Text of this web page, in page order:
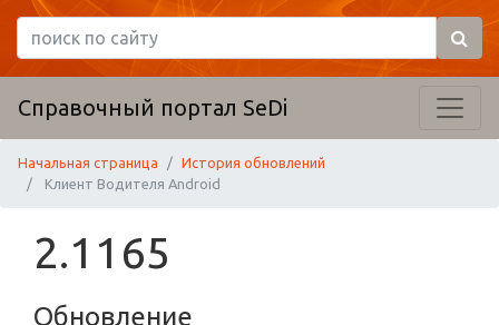
Справочный портал SeDi
Начальная страница
История обновлений
Клиент Водителя Android
2.1165
Обновление